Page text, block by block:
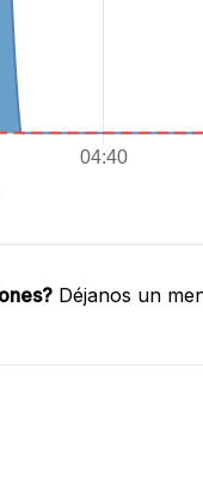
Déjanos un